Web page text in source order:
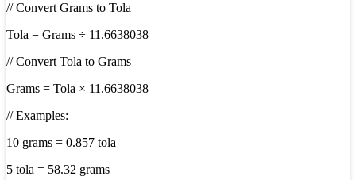
// Convert Grams to Tola
Tola = Grams ÷ 11.6638038
// Convert Tola to Grams
Grams = Tola × 11.6638038
// Examples:
10 grams = 0.857 tola
5 tola = 58.32 grams